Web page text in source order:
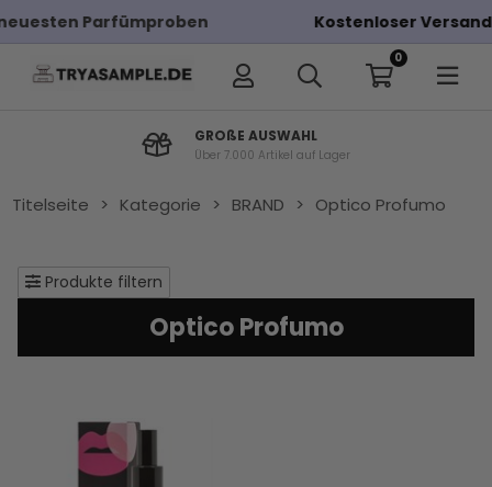
Kostenloser Versand bei Bestellungen über
0
GROßE AUSWAHL
Über 7.000 Artikel auf Lager
Titelseite > Kategorie > BRAND > Optico Profumo
Produkte filtern
Optico Profumo